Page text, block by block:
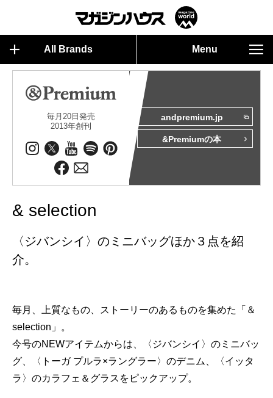
All Brands Menu
毎月20日発売
2013年創刊
andpremium.jp
&Premiumの本
& selection
〈ジバンシイ〉のミニバッグほか３点を紹
介。
毎月、上質なもの、ストーリーのあるものを集めた「＆
selection」。
今号のNEWアイテムからは、〈ジバンシイ〉のミニバッ
グ、〈トーガ プルラ×ラングラー〉のデニム、〈イッタ
ラ〉のカラフェ＆グラスをピックアップ。